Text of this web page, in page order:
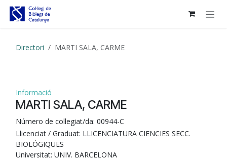
Skip to Content
Directori MARTI SALA, CARME
Informació
MARTI SALA, CARME
Número de col·legiat/da: 00944-C
Llicenciat / Graduat: LLICENCIATURA CIENCIES SECC.
BIOLÓGIQUES
Universitat: UNIV. BARCELONA